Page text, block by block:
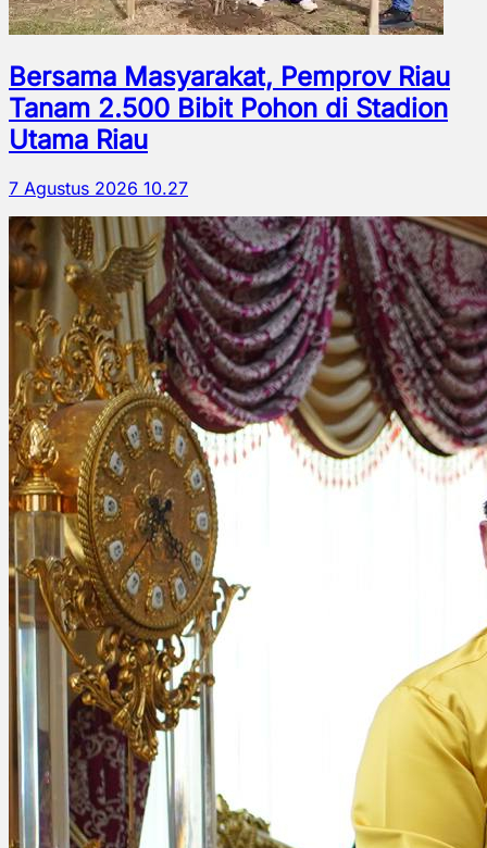
Bersama Masyarakat, Pemprov Riau
Tanam 2.500 Bibit Pohon di Stadion
Utama Riau
7 Agustus 2026 10.27